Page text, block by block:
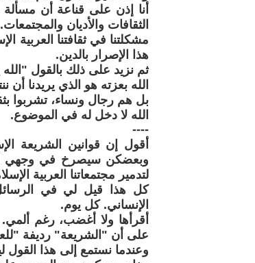
أنا إذن على قناعة أن
الثقافات والأديان والمجتمعات.
مشكلتنا في ثقافتنا العربية
هذا الإصرار بالدين.
ثم نزيد على ذلك بالقول "الله
الله بعزته هو الذي يريدنا أن
بل هم رجال ونساء، تشربوا
الله لا دخل له في الموضوع.
----
أقول إن قوانين الشريعة
وبعضكن سيصرخ في وجهي
لتدمير مجتمعاتنا العربية
كل هذا قيل لي في الرسائل
الإنساني. كل يوم.
أقرأها ولا أغضب، رغم ألمي.
على أن "الشريعة" رديفة
وعندما نستمع إلى هذا القول